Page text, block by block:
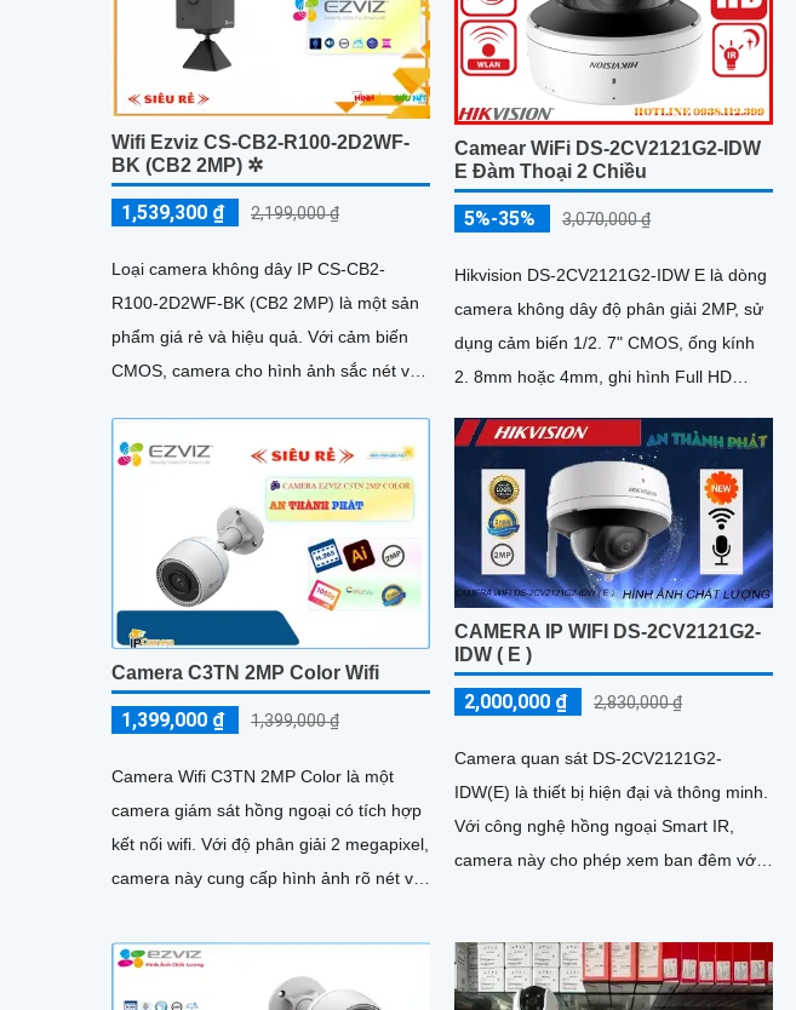
Wifi Ezviz CS-CB2-R100-2D2WF-
BK (CB2 2MP) ✲
1,539,300 ₫ 2,199,000 ₫
Loại camera không dây IP CS-CB2-
R100-2D2WF-BK (CB2 2MP) là một sản
phẩm giá rẻ và hiệu quả. Với cảm biến
CMOS, camera cho hình ảnh sắc nét và
Camear WiFi DS-2CV2121G2-IDW
E Đàm Thoại 2 Chiều
5%-35% 3,070,000 ₫
Hikvision DS-2CV2121G2-IDW E là dòng
camera không dây độ phân giải 2MP, sử
dụng cảm biến 1/2. 7" CMOS, ống kính
2. 8mm hoặc 4mm, ghi hình Full HD
Camera C3TN 2MP Color Wifi
1,399,000 ₫ 1,399,000 ₫
Camera Wifi C3TN 2MP Color là một
camera giám sát hồng ngoại có tích hợp
kết nối wifi. Với độ phân giải 2 megapixel,
camera này cung cấp hình ảnh rõ nét và
CAMERA IP WIFI DS-2CV2121G2-
IDW ( E )
2,000,000 ₫ 2,830,000 ₫
Camera quan sát DS-2CV2121G2-
IDW(E) là thiết bị hiện đại và thông minh.
Với công nghệ hồng ngoại Smart IR,
camera này cho phép xem ban đêm với